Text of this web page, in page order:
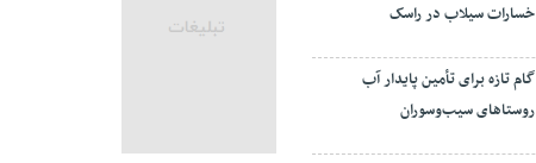
خسارات سیلاب در راسک
گام تازه برای تأمین پایدار آب
روستاهای سیب‌وسوران